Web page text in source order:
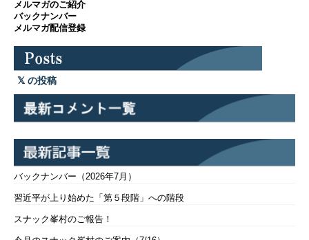
メルマガのご紹介
バックナンバー
メルマガ配信登録
の投稿
バックナンバー（2026年7月）
習近平が上り始めた「第５段階」への階段
スナック峯村のご報告！